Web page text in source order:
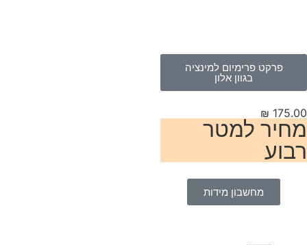
פרקט פרימיום למינציה
בגוון אלון
₪
למטר
מחשבון מידות